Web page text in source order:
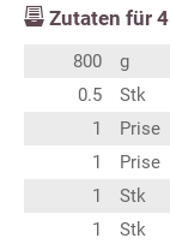
Zutaten für 4
800 g
0.5
Stk
1
Prise
1
Prise
1
Stk
1
Stk